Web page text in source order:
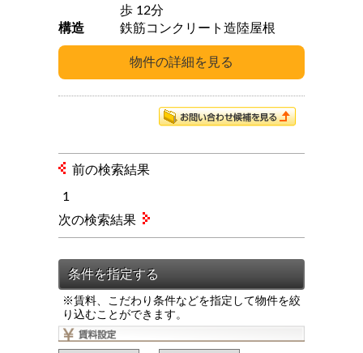
歩 12分
構造
鉄筋コンクリート造陸屋根
前の検索結果
1
※賃料、こだわり条件などを指定して物件を絞
り込むことができます。